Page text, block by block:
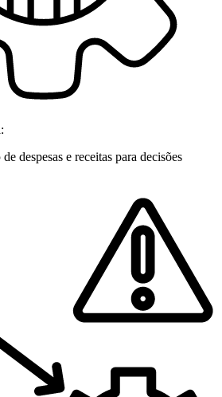
despesas e receitas para decisões